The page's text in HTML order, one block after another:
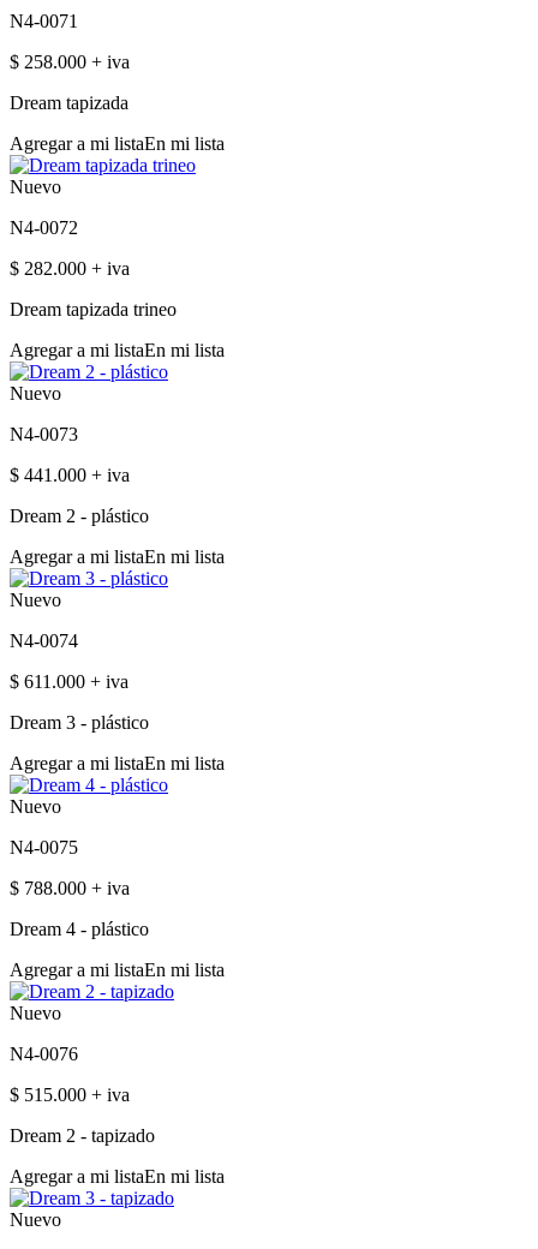
N4-0071
$ 258.000 + iva
Dream tapizada
Agregar a mi listaEn mi lista
Nuevo
N4-0072
$ 282.000 + iva
Dream tapizada trineo
Agregar a mi listaEn mi lista
Nuevo
N4-0073
$ 441.000 + iva
Dream 2 - plástico
Agregar a mi listaEn mi lista
Nuevo
N4-0074
$ 611.000 + iva
Dream 3 - plástico
Agregar a mi listaEn mi lista
Nuevo
N4-0075
$ 788.000 + iva
Dream 4 - plástico
Agregar a mi listaEn mi lista
Nuevo
N4-0076
$ 515.000 + iva
Dream 2 - tapizado
Agregar a mi listaEn mi lista
Nuevo